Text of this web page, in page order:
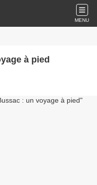
MENU
à pied